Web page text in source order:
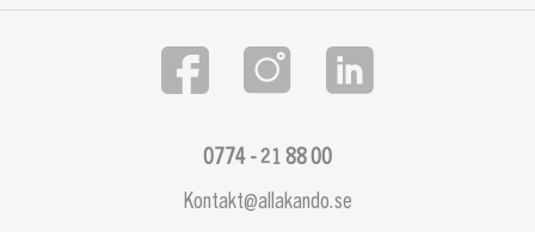
Kontakt@allakando.se
0774 - 21 88 00